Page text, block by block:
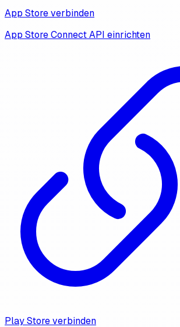
App Store verbinden
App Store Connect API einrichten
Play Store verbinden